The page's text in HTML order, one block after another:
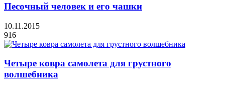
Песочный человек и его чашки
10.11.2015
916
Четыре ковра самолета для грустного
волшебника